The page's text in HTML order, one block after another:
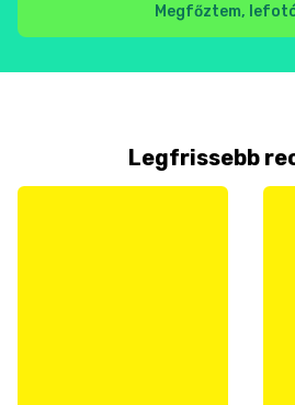
Megfőztem,
Legfrissebb